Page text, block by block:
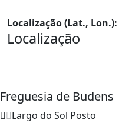
Localização (Lat., Lon.):
Localização
Freguesia de Budens
Largo do Sol Posto